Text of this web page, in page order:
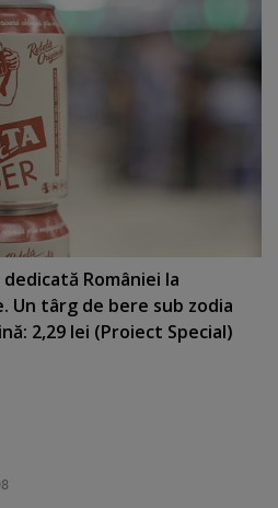
României la
Un târg de bere sub zodia
2,29 lei (Proiect Special)